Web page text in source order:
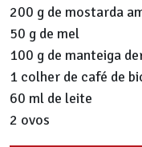
200 g de mostarda
50 g de mel
100 g de manteiga
1 colher de café de
60 ml de leite
2 ovos